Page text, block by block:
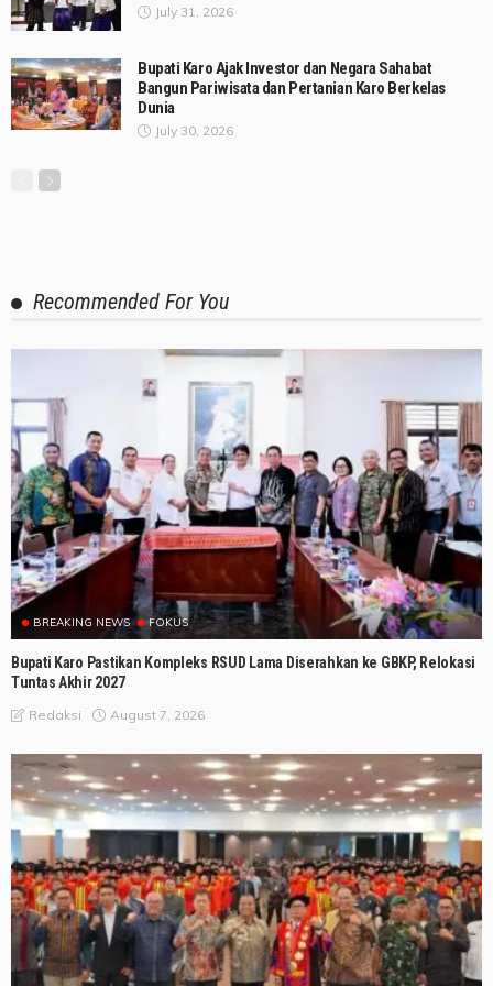
July 31, 2026
Bupati Karo Ajak Investor dan Negara Sahabat
Bangun Pariwisata dan Pertanian Karo Berkelas
Dunia
July 30, 2026
Recommended For You
BREAKING NEWS FOKUS
Bupati Karo Pastikan Kompleks RSUD Lama Diserahkan ke GBKP, Relokasi
Tuntas Akhir 2027
Redaksi August 7, 2026